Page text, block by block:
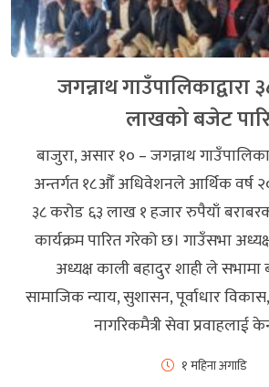
जगन्नाथ गाउँपालिकाद्वारा
लाखको बजेट
बाजुरा, असार १० – जगन्नाथ
अन्तर्गत १८औँ अधिवेशनले आर्थिक वर्ष
३८ करोड ६३ लाख १ हजार रुपैयाँ
कार्यक्रम पारित गरेको छ। गाउँसभा
अध्यक्ष काली बहादुर शाही ले सभामा
सामाजिक न्याय, सुशासन, पूर्वाधार
नागरिकमैत्री सेवा प्रवाहलाई
१ महिना अगाडि